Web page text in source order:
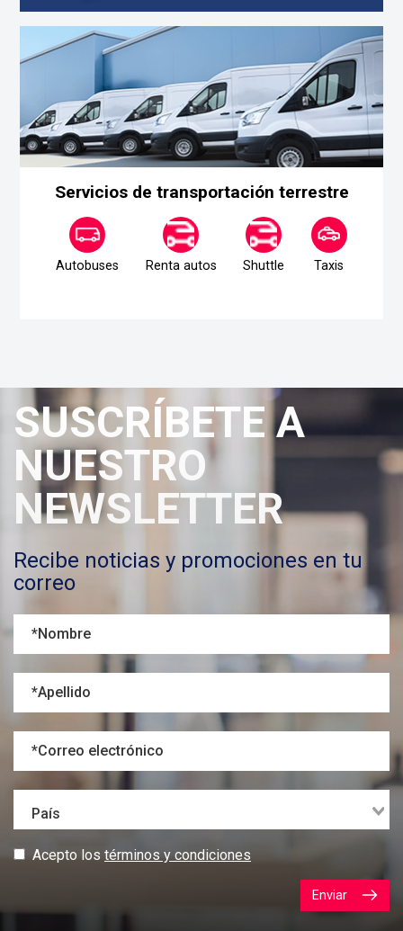
Servicios de transportación terrestre
Autobuses Renta autos Shuttle Taxis
SUSCRÍBETE A
NUESTRO
NEWSLETTER
Recibe noticias y promociones en tu
correo
Acepto los términos y condiciones
Enviar